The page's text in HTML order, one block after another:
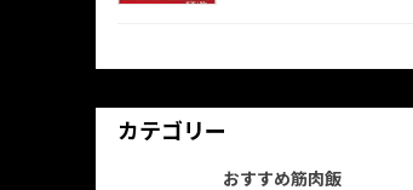
カテゴリー
おすすめ筋肉飯